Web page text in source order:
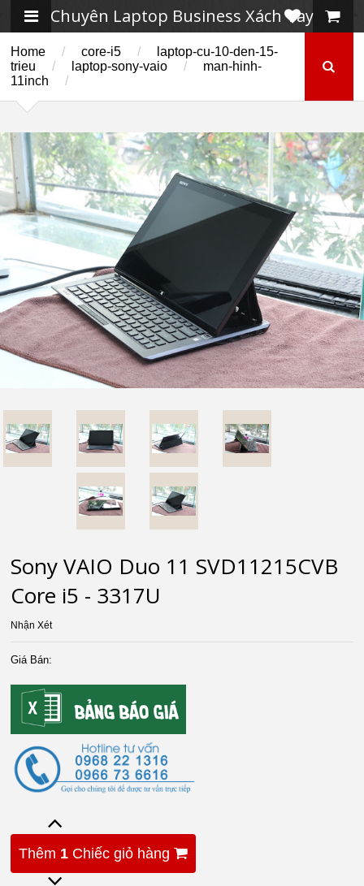
Chuyên Laptop Business Xách Tay
Home / core-i5 /
laptop-cu-10-den-15-
trieu
/ laptop-sony-vaio /
man-hinh-
11inch
/
Sony VAIO Duo 11 SVD11215CVB
Core i5 - 3317U
Nhận Xét
Giá Bán:
Thêm 1 Chiếc giỏ hàng